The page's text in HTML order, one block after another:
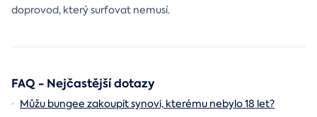
doprovod, který surfovat nemusí.
FAQ - Nejčastější dotazy
Můžu bungee zakoupit synovi, kterému nebylo 18 let?